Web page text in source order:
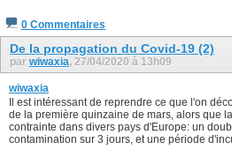
0 Commentaires
De la propagation du Covid-19 (2)
par wiwaxia, 27/04/2020 à 13h09
wiwaxia
Il est intéressant de reprendre ce que l'on
de la première quinzaine de mars, alors que
contrainte dans divers pays d'Europe: un
contamination sur 3 jours, et une période